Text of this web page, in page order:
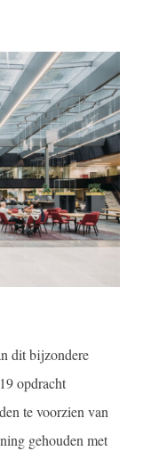
dit bijzondere
opdracht
te voorzien van
gehouden met